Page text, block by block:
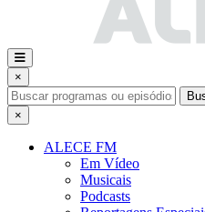
×
×
ALECE FM
Em Vídeo
Musicais
Podcasts